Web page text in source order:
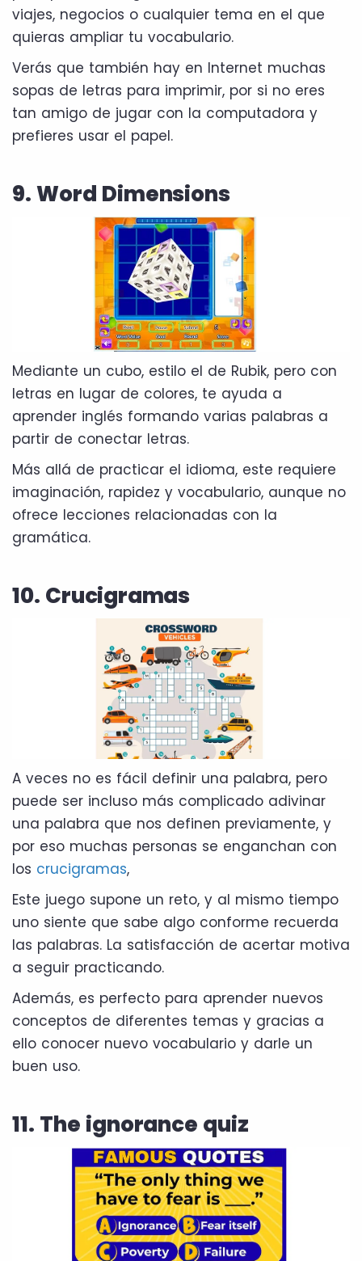
viajes, negocios o cualquier tema en el que
quieras ampliar tu vocabulario.
Verás que también hay en Internet muchas
sopas de letras para imprimir, por si no eres
tan amigo de jugar con la computadora y
prefieres usar el papel.
9. Word Dimensions
Mediante un cubo, estilo el de Rubik, pero con
letras en lugar de colores, te ayuda a
aprender inglés formando varias palabras a
partir de conectar letras.
Más allá de practicar el idioma, este requiere
imaginación, rapidez y vocabulario, aunque no
ofrece lecciones relacionadas con la
gramática.
10. Crucigramas
A veces no es fácil definir una palabra, pero
puede ser incluso más complicado adivinar
una palabra que nos definen previamente, y
por eso muchas personas se enganchan con
los crucigramas,
Este juego supone un reto, y al mismo tiempo
uno siente que sabe algo conforme recuerda
las palabras. La satisfacción de acertar motiva
a seguir practicando.
Además, es perfecto para aprender nuevos
conceptos de diferentes temas y gracias a
ello conocer nuevo vocabulario y darle un
buen uso.
11. The ignorance quiz